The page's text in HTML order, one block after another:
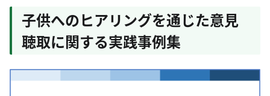
子供へのヒアリングを通じた意見
聴取に関する実践事例集